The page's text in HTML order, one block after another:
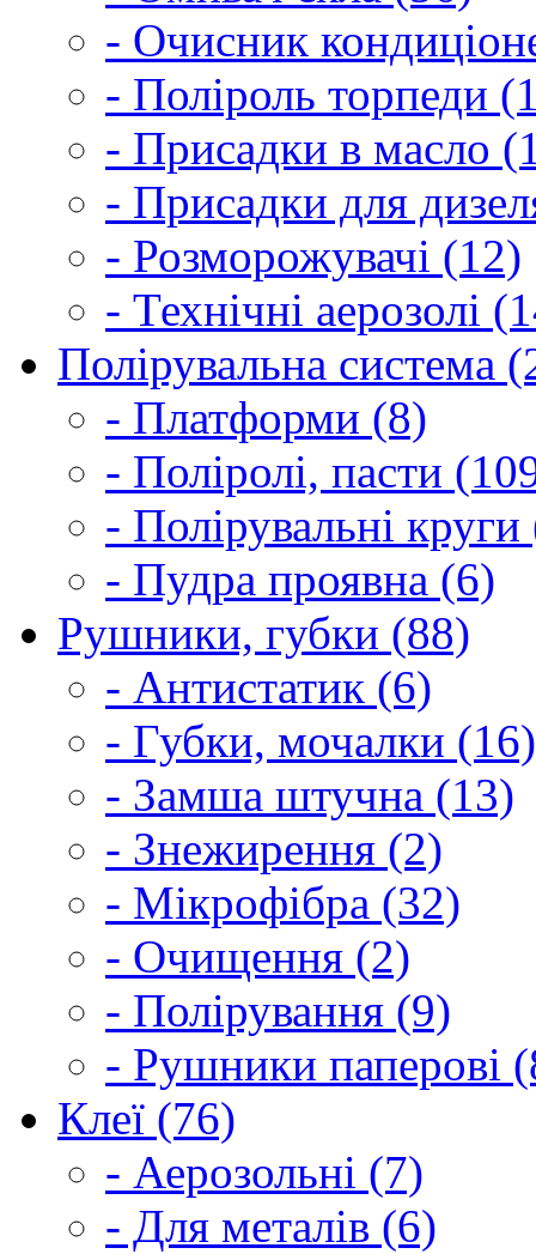
- Очисник
- Поліроль торпеди
- Присадки в масло
- Присадки для
- Розморожувачі (12)
- Технічні аерозолі
Полірувальна система
- Платформи (8)
- Поліролі, пасти
- Полірувальні
- Пудра проявна (6)
Рушники, губки (88)
- Антистатик (6)
- Губки, мочалки (16)
- Замша штучна (13)
- Знежирення (2)
- Мікрофібра (32)
- Очищення (2)
- Полірування (9)
- Рушники паперові
Клеї (76)
- Аерозольні (7)
- Для металів (6)